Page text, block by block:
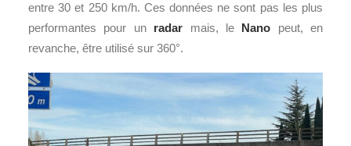
entre 30 et 250 km/h. Ces données ne sont pas les plus
performantes pour un radar mais, le Nano peut, en
revanche, être utilisé sur 360°.